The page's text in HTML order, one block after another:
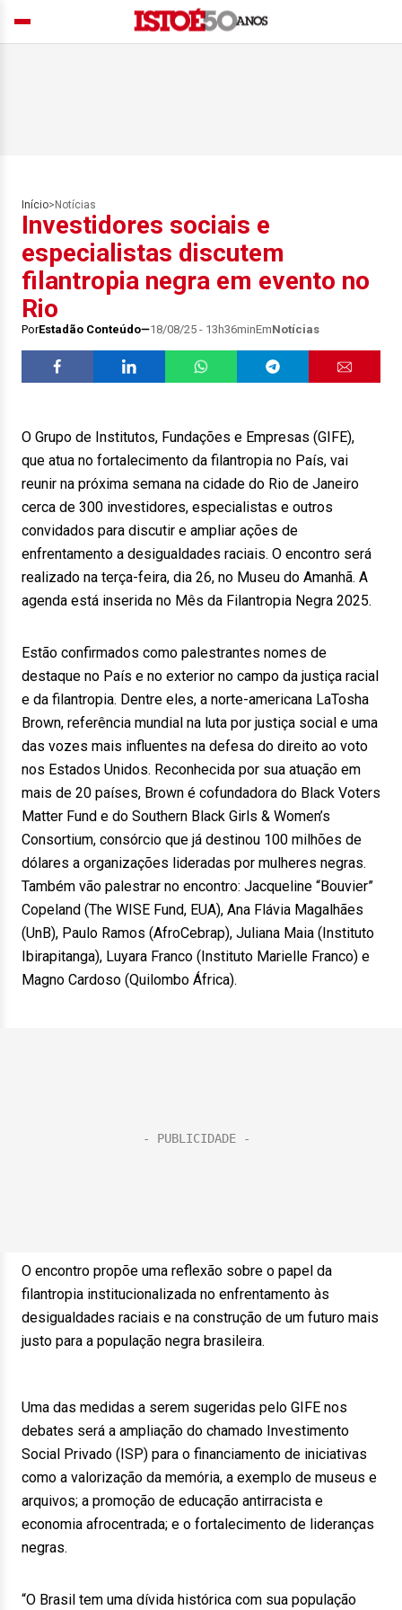
Início> Notícias
Investidores sociais e
especialistas discutem
filantropia negra em evento no
Rio
PorEstadão Conteúdo 18/08/25 - 13h36minEmNotícias
O Grupo de Institutos, Fundações e Empresas (GIFE),
que atua no fortalecimento da filantropia no País, vai
reunir na próxima semana na cidade do Rio de Janeiro
cerca de 300 investidores, especialistas e outros
convidados para discutir e ampliar ações de
enfrentamento a desigualdades raciais. O encontro será
realizado na terça-feira, dia 26, no Museu do Amanhã. A
agenda está inserida no Mês da Filantropia Negra 2025.
Estão confirmados como palestrantes nomes de
destaque no País e no exterior no campo da justiça racial
e da filantropia. Dentre eles, a norte-americana LaTosha
Brown, referência mundial na luta por justiça social e uma
das vozes mais influentes na defesa do direito ao voto
nos Estados Unidos. Reconhecida por sua atuação em
mais de 20 países, Brown é cofundadora do Black Voters
Matter Fund e do Southern Black Girls & Women’s
Consortium, consórcio que já destinou 100 milhões de
dólares a organizações lideradas por mulheres negras.
Também vão palestrar no encontro: Jacqueline “Bouvier”
Copeland (The WISE Fund, EUA), Ana Flávia Magalhães
(UnB), Paulo Ramos (AfroCebrap), Juliana Maia (Instituto
Ibirapitanga), Luyara Franco (Instituto Marielle Franco) e
Magno Cardoso (Quilombo África).
O encontro propõe uma reflexão sobre o papel da
filantropia institucionalizada no enfrentamento às
desigualdades raciais e na construção de um futuro mais
justo para a população negra brasileira.
Uma das medidas a serem sugeridas pelo GIFE nos
debates será a ampliação do chamado Investimento
Social Privado (ISP) para o financiamento de iniciativas
como a valorização da memória, a exemplo de museus e
arquivos; a promoção de educação antirracista e
economia afrocentrada; e o fortalecimento de lideranças
negras.
“O Brasil tem uma dívida histórica com sua população